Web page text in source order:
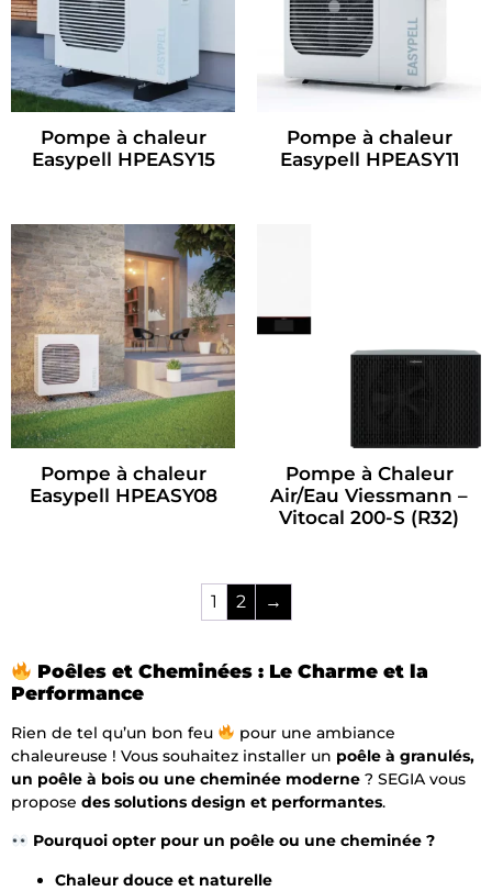
Pompe à chaleur
Easypell HPEASY15
Pompe à chaleur
Easypell HPEASY11
Pompe à chaleur
Easypell HPEASY08
Pompe à Chaleur
Air/Eau Viessmann –
Vitocal 200-S (R32)
1 2 →
Poêles et Cheminées : Le Charme et la
Performance
Rien de tel qu’un bon feu
pour une ambiance
chaleureuse ! Vous souhaitez installer un poêle à granulés,
un poêle à bois ou une cheminée moderne ? SEGIA vous
propose des solutions design et performantes.
Pourquoi opter pour un poêle ou une cheminée ?
Chaleur douce et naturelle